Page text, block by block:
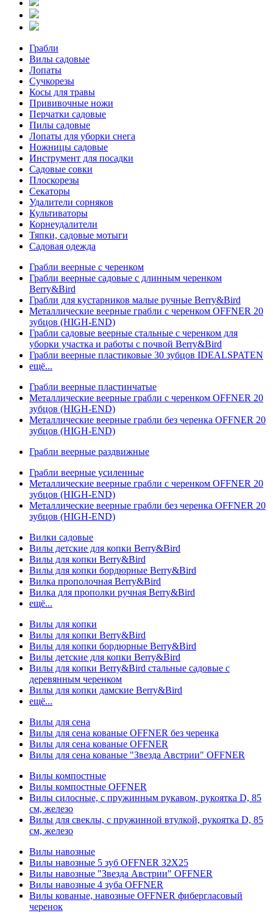
Грабли
Вилы садовые
Лопаты
Сучкорезы
Косы для травы
Прививочные ножи
Перчатки садовые
Пилы садовые
Лопаты для уборки снега
Ножницы садовые
Инструмент для посадки
Садовые совки
Плоскорезы
Секаторы
Удалители сорняков
Культиваторы
Корнеудалители
Тяпки, садовые мотыги
Садовая одежда
Грабли веерные с черенком
Грабли веерные садовые с длинным черенком
Berry&Bird
Грабли для кустарников малые ручные Berry&Bird
Металлические веерные грабли с черенком OFFNER 20
зубцов (HIGH-END)
Грабли садовые веерные стальные с черенком для
уборки участка и работы с почвой Berry&Bird
Грабли веерные пластиковые 30 зубцов IDEALSPATEN
ещё...
Грабли веерные пластинчатые
Металлические веерные грабли с черенком OFFNER 20
зубцов (HIGH-END)
Металлические веерные грабли без черенка OFFNER 20
зубцов (HIGH-END)
Грабли веерные раздвижные
Грабли веерные усиленные
Металлические веерные грабли с черенком OFFNER 20
зубцов (HIGH-END)
Металлические веерные грабли без черенка OFFNER 20
зубцов (HIGH-END)
Вилки садовые
Вилы детские для копки Berry&Bird
Вилы для копки Berry&Bird
Вилы для копки бордюрные Berry&Bird
Вилка прополочная Berry&Bird
Вилка для прополки ручная Berry&Bird
ещё...
Вилы для копки
Вилы для копки Berry&Bird
Вилы для копки бордюрные Berry&Bird
Вилы детские для копки Berry&Bird
Вилы для копки Berry&Bird стальные садовые с
деревянным черенком
Вилы для копки дамские Berry&Bird
ещё...
Вилы для сена
Вилы для сена кованые OFFNER без черенка
Вилы для сена кованые OFFNER
Вилы для сена кованые "Звезда Австрии" OFFNER
Вилы компостные
Вилы компостные OFFNER
Вилы силосные, с пружинным рукавом, рукоятка D, 85
см, железо
Вилы для свеклы, с пружинной втулкой, рукоятка D, 85
см, железо
Вилы навозные
Вилы навозные 5 зуб OFFNER 32X25
Вилы навозные "Звезда Австрии" OFFNER
Вилы навозные 4 зуба OFFNER
Вилы кованые, навозные OFFNER фибергласовый
черенок